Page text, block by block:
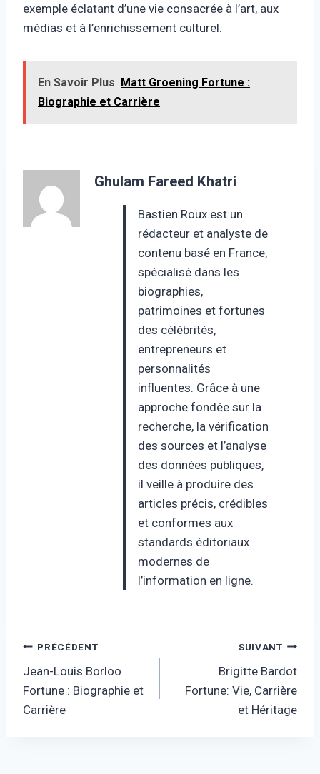
exemple éclatant d’une vie consacrée à l’art, aux
médias et à l’enrichissement culturel.
En Savoir Plus Matt Groening Fortune :
Biographie et Carrière
Ghulam Fareed Khatri
Bastien Roux est un
rédacteur et analyste de
contenu basé en France,
spécialisé dans les
biographies,
patrimoines et fortunes
des célébrités,
entrepreneurs et
personnalités
influentes. Grâce à une
approche fondée sur la
recherche, la vérification
des sources et l’analyse
des données publiques,
il veille à produire des
articles précis, crédibles
et conformes aux
standards éditoriaux
modernes de
l’information en ligne.
Navigation
de
l’article
PRÉCÉDENT
Jean-Louis Borloo
Fortune : Biographie et
Carrière
SUIVANT
Brigitte Bardot
Fortune: Vie, Carrière
et Héritage